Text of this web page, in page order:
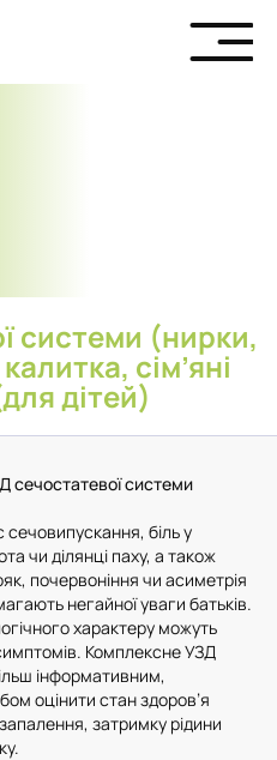
системи (нирки,
сім’яні
дітей)
сечостатевої системи
біль у
чи ділянці паху, а також
почервоніння чи асиметрія
негайної уваги батьків.
характеру можуть
Комплексне УЗД
інформативним,
оцінити стан здоров’я
затримку рідини